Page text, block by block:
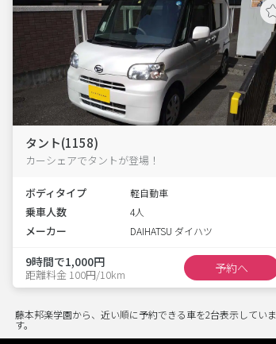
タント(1158)
カーシェアでタントが登場！
ボディタイプ 軽自動車
乗車人数 4人
メーカー DAIHATSU ダイハツ
9時間で1,000円
距離料金 100円/10km 予約へ
藤本邦楽学園から、近い順に予約できる車を2台表示していま
す。